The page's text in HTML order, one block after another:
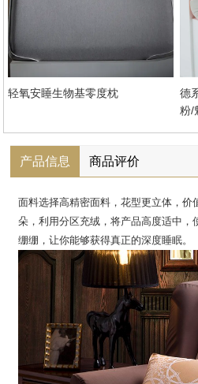
轻氧安睡生物基零度枕
德
粉/
产品信息 商品评价
面料选择高精密面料，花型更立体，价
朵，利用分区充绒，将产品高度适中，
绷绷，让你能够获得真正的深度睡眠。